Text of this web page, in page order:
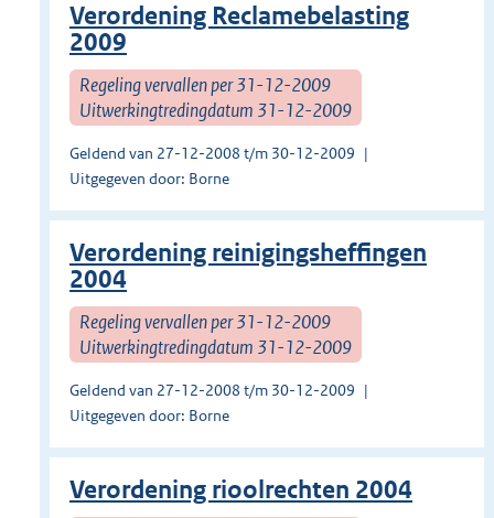
Verordening Reclamebelasting
2009
Regeling vervallen per 31-12-2009
Uitwerkingtredingdatum 31-12-2009
Geldend van 27-12-2008 t/m 30-12-2009
Uitgegeven door: Borne
Verordening reinigingsheffingen
2004
Regeling vervallen per 31-12-2009
Uitwerkingtredingdatum 31-12-2009
Geldend van 27-12-2008 t/m 30-12-2009
Uitgegeven door: Borne
Verordening rioolrechten 2004